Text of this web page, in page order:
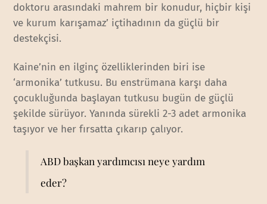
doktoru arasındaki mahrem bir konudur, hiçbir kişi
ve kurum karışamaz’ içtihadının da güçlü bir
destekçisi.
Kaine’nin en ilginç özelliklerinden biri ise
‘armonika’ tutkusu. Bu enstrümana karşı daha
çocukluğunda başlayan tutkusu bugün de güçlü
şekilde sürüyor. Yanında sürekli 2-3 adet armonika
taşıyor ve her fırsatta çıkarıp çalıyor.
ABD başkan yardımcısı neye yardım
eder?